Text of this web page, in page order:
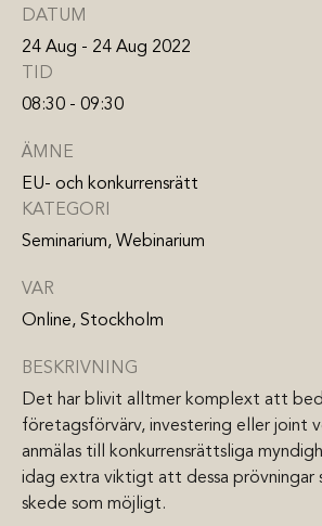
DATUM
24 Aug - 24 Aug 2022
TID
08:30 - 09:30
ÄMNE
EU- och konkurrensrätt
KATEGORI
Seminarium, Webinarium
VAR
Online, Stockholm
BESKRIVNING
Det har blivit alltmer komplext att
företagsförvärv, investering eller joint
anmälas till konkurrensrättsliga
idag extra viktigt att dessa prövningar
skede som möjligt.